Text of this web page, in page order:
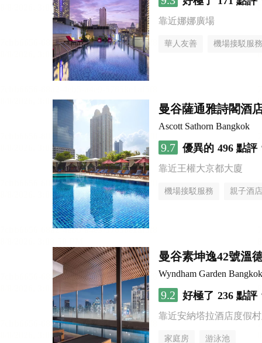
靠近娜娜廣場
華人友善 機場接駁服務
曼谷薩通雅詩閣酒
Ascott Sathorn Bangkok
9.7 優異的 496 點評
靠近王權大京都大廈
機場接駁服務 親子酒店
曼谷素坤逸42號溫
Wyndham Garden
9.2 好極了 236 點評
靠近安納塔拉酒店度假
家庭房 游泳池